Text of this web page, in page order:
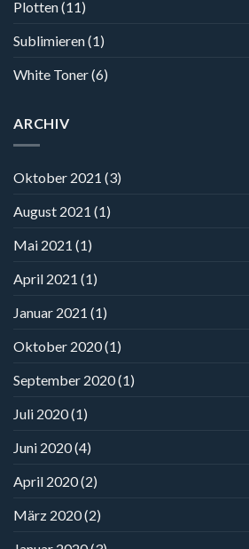
Plotten(11)
Sublimieren(1)
White Toner(6)
ARCHIV
Oktober 2021 (3)
August 2021 (1)
Mai 2021 (1)
April 2021 (1)
Januar 2021 (1)
Oktober 2020(1)
September 2020(1)
Juli 2020(1)
Juni 2020(4)
April 2020(2)
März 2020(2)